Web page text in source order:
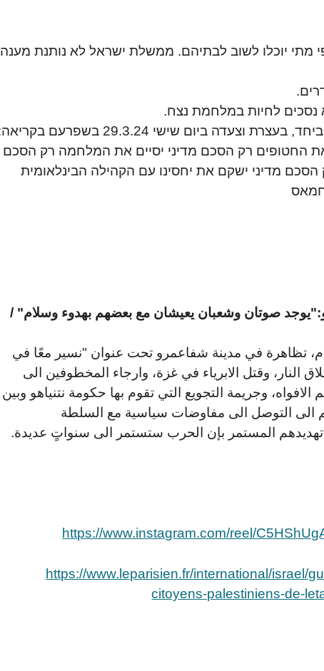
מתי יוכלו לשוב לבתיהם. ממשלת ישראל לא נותנת מענה
נסכים לחיות במלחמת נצח.
ביום שישי 29.3.24 בשפרעם בקריאה:
את החטופים רק הסכם מדיני יסיים את המלחמה רק הסכם
מדיני ישקם את יחסינו עם הקהילה הבינלאומית
חמאס
صوتان وشعبان يعيشان مع بعضهم بهدوء وسلام" /
تظاهرة في مدينة شفاعمرو تحت عنوان "نسير معًا في
وقتل الابرياء في غزة، وارجاء المخطوفين الى
وجريمة التجويع التي تقوم بها حكومة نتنياهو وبين
التوصل الى مفاوضات سياسية مع السلطة
تهديدهم المستمر بإن الحرب ستستمر الى سنواتٍ عديدة.
https://www.instagram.com/reel/
https://www.leparisien.fr/international/israel/
citoyens-palestiniens-de-